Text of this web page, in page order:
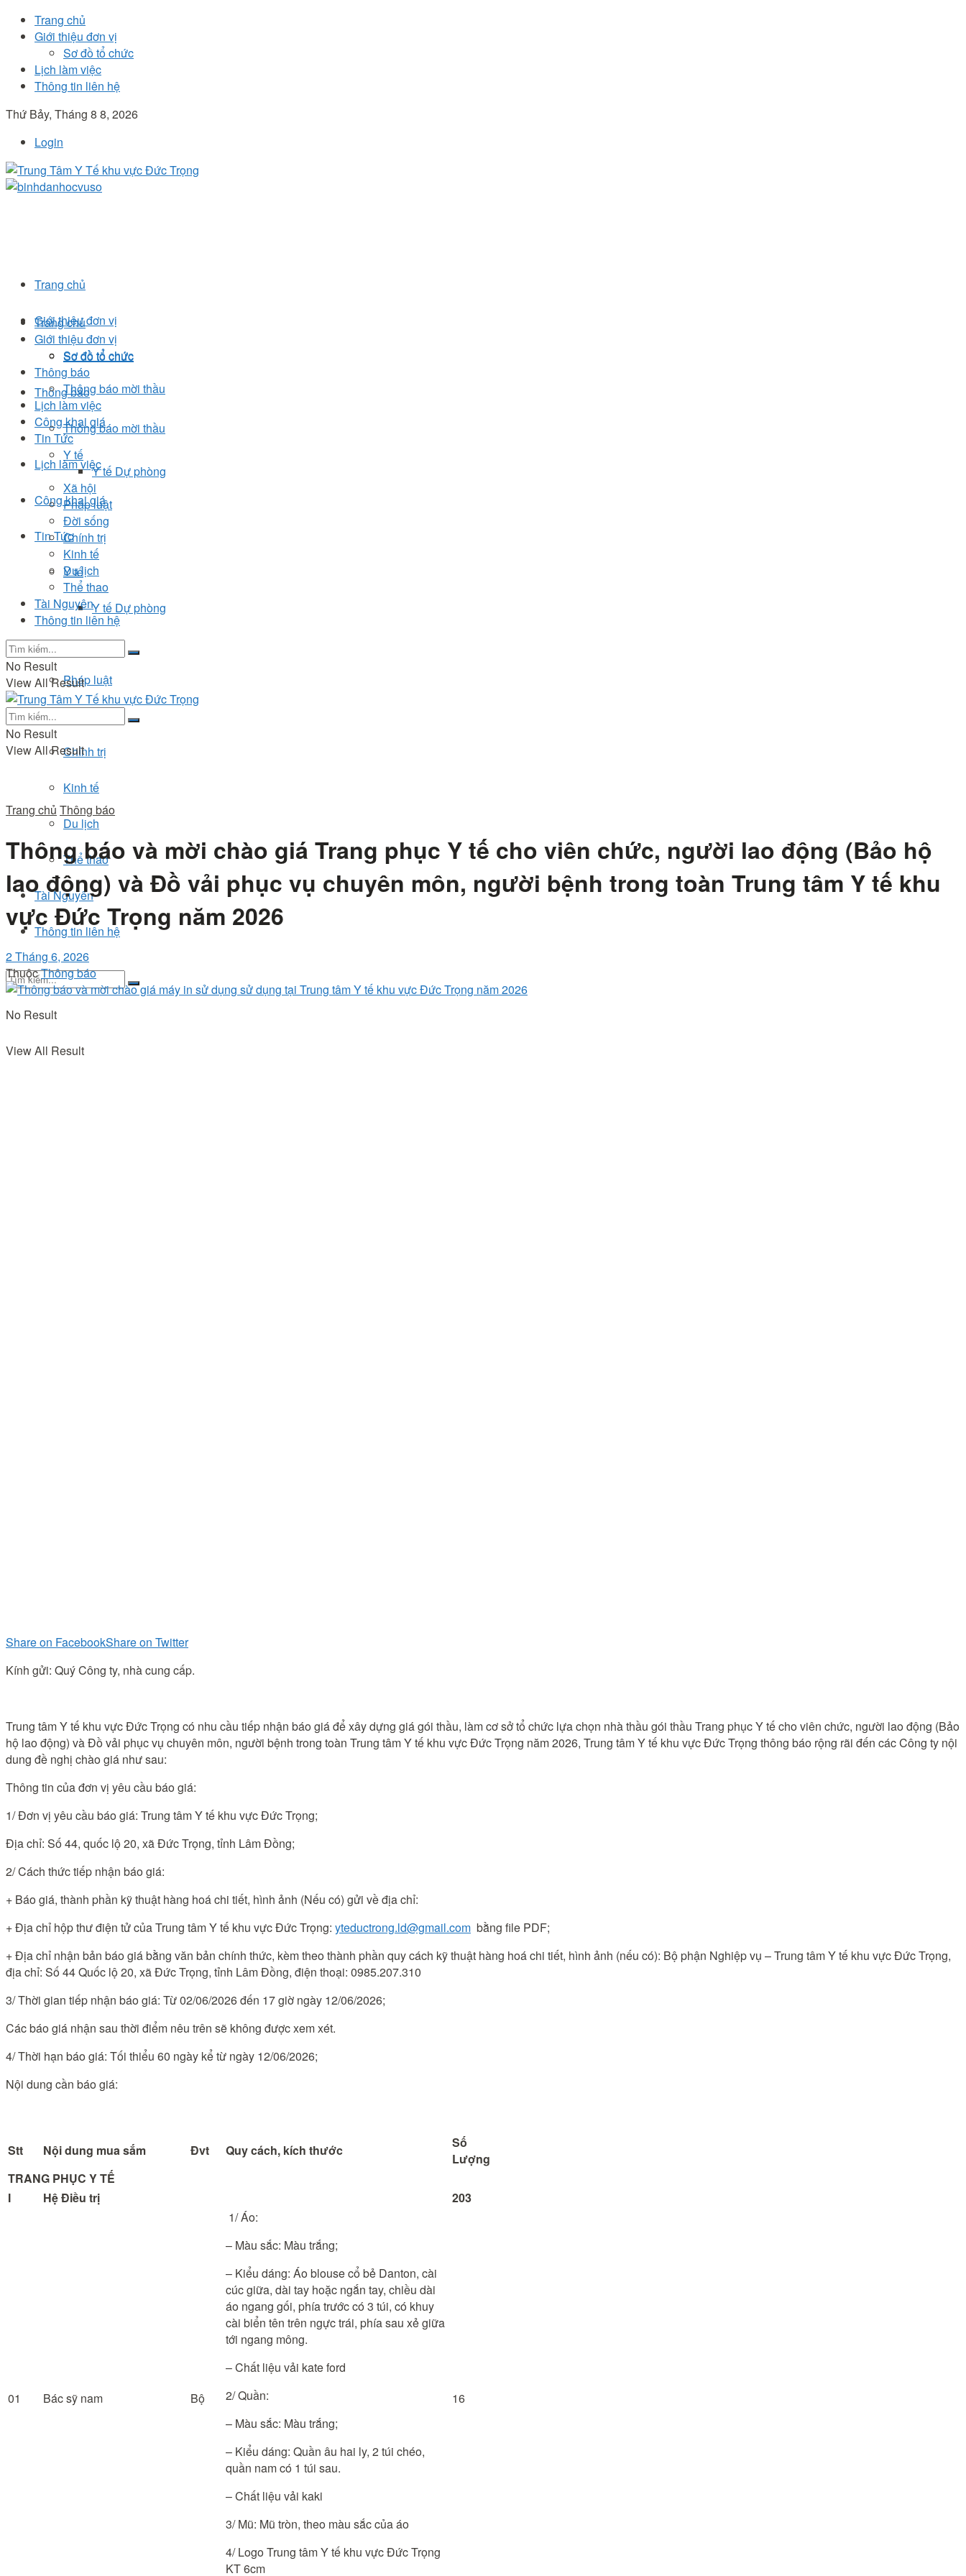
Trang chủ
Giới thiệu đơn vị
Sơ đồ tổ chức
Lịch làm việc
Thông tin liên hệ
Thứ Bảy, Tháng 8 8, 2026
Login
Trang chủ
Giới thiệu đơn vị
Sơ đồ tổ chức
Thông báo
Thông báo mời thầu
Lịch làm việc
Công khai giá
Tin Tức
Y tế
Y tế Dự phòng
Xã hội
Pháp luật
Chính trị
Kinh tế
Du lịch
Thể thao
Tài Nguyên
Thông tin liên hệ
No Result
View All Result
Trang chủ
Giới thiệu đơn vị
Sơ đồ tổ chức
Thông báo
Thông báo mời thầu
Lịch làm việc
Công khai giá
Tin Tức
Y tế
Y tế Dự phòng
Xã hội
Pháp luật
Đời sống
Chính trị
Kinh tế
Du lịch
Thể thao
Tài Nguyên
Thông tin liên hệ
No Result
View All Result
No Result
View All Result
Trang chủ Thông báo
Thông báo và mời chào giá Trang phục Y tế cho viên chức, người lao động (Bảo hộ
lao động) và Đồ vải phục vụ chuyên môn, người bệnh trong toàn Trung tâm Y tế khu
vực Đức Trọng năm 2026
2 Tháng 6, 2026
ThuộcThông báo
Share on FacebookShare on Twitter
Kính gửi: Quý Công ty, nhà cung cấp.
Trung tâm Y tế khu vực Đức Trọng có nhu cầu tiếp nhận báo giá để xây dựng giá gói thầu, làm cơ sở tổ chức lựa chọn nhà thầu gói thầu Trang phục Y tế cho viên chức, người lao động (Bảo
hộ lao động) và Đồ vải phục vụ chuyên môn, người bệnh trong toàn Trung tâm Y tế khu vực Đức Trọng năm 2026, Trung tâm Y tế khu vực Đức Trọng thông báo rộng rãi đến các Công ty nội
dung đề nghị chào giá như sau:
Thông tin của đơn vị yêu cầu báo giá:
1/ Đơn vị yêu cầu báo giá: Trung tâm Y tế khu vực Đức Trọng;
Địa chỉ: Số 44, quốc lộ 20, xã Đức Trọng, tỉnh Lâm Đồng;
2/ Cách thức tiếp nhận báo giá:
+ Báo giá, thành phần kỹ thuật hàng hoá chi tiết, hình ảnh (Nếu có) gửi về địa chỉ:
+ Địa chỉ hộp thư điện tử của Trung tâm Y tế khu vực Đức Trọng: yteductrong.ld@gmail.com bằng file PDF;
+ Địa chỉ nhận bản báo giá bằng văn bản chính thức, kèm theo thành phần quy cách kỹ thuật hàng hoá chi tiết, hình ảnh (nếu có): Bộ phận Nghiệp vụ – Trung tâm Y tế khu vực Đức Trọng,
địa chỉ: Số 44 Quốc lộ 20, xã Đức Trọng, tỉnh Lâm Đồng, điện thoại: 0985.207.310
3/ Thời gian tiếp nhận báo giá: Từ 02/06/2026 đến 17 giờ ngày 12/06/2026;
Các báo giá nhận sau thời điểm nêu trên sẽ không được xem xét.
4/ Thời hạn báo giá: Tối thiểu 60 ngày kể từ ngày 12/06/2026;
Nội dung cần báo giá:
Stt Nội dung mua sắm Đvt Quy cách, kích thước
Số
Lượng
TRANG PHỤC Y TẾ
I
Hệ Điều trị 203
01 Bác sỹ nam Bộ
1/ Áo:
– Màu sắc: Màu trắng;
– Kiểu dáng: Áo blouse cổ bẻ Danton, cài
cúc giữa, dài tay hoặc ngắn tay, chiều dài
áo ngang gối, phía trước có 3 túi, có khuy
cài biển tên trên ngực trái, phía sau xẻ giữa
tới ngang mông.
– Chất liệu vải kate ford
2/ Quần:
– Màu sắc: Màu trắng;
– Kiểu dáng: Quần âu hai ly, 2 túi chéo,
quần nam có 1 túi sau.
– Chất liệu vải kaki
3/ Mũ: Mũ tròn, theo màu sắc của áo
4/ Logo Trung tâm Y tế khu vực Đức Trọng
KT 6cm
16